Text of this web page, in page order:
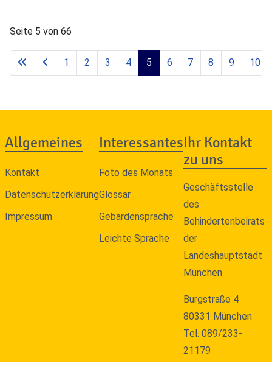
Seite 5 von 66
1 2 3 4 5 6 7 8 9 10
Allgemeines
Kontakt
Datenschutzerklärung
Impressum
Interessantes
Foto des Monats
Glossar
Gebärdensprache
Leichte Sprache
Ihr Kontakt
zu uns
Geschäftsstelle
des
Behindertenbeirats
der
Landeshauptstadt
München
Burgstraße 4
80331 München
Tel. 089/233-
21179